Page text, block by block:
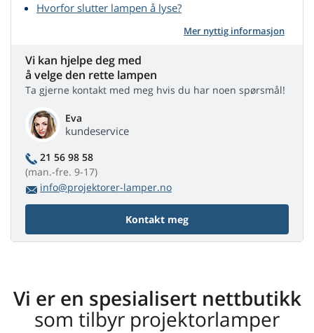
Hvorfor slutter lampen å lyse?
Mer nyttig informasjon
Vi kan hjelpe deg med
å velge den rette lampen
Ta gjerne kontakt med meg hvis du har noen spørsmål!
Eva
kundeservice
21 56 98 58
(man.-fre. 9-17)
info@projektorer-lamper.no
Kontakt meg
Vi er en spesialisert nettbutikk
som tilbyr projektorlamper